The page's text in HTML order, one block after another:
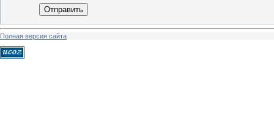
Отправить
Полная версия сайта